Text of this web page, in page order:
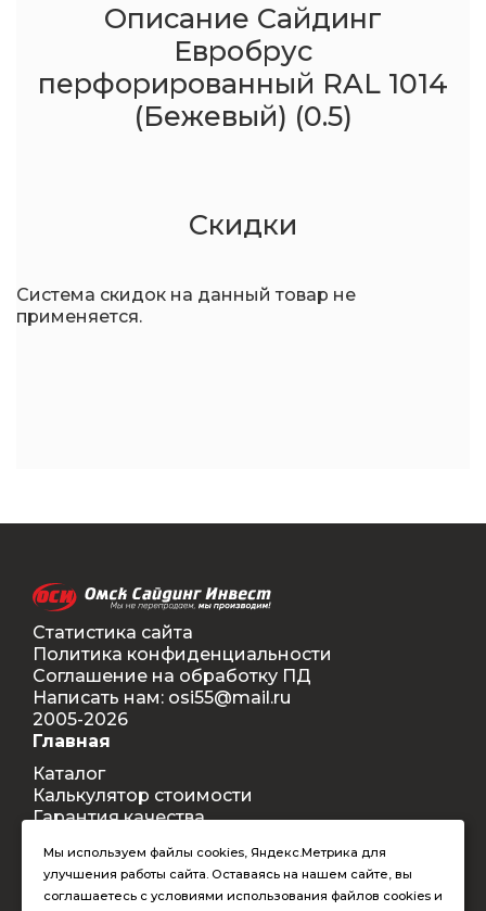
Описание Сайдинг
Евробрус
перфорированный RAL 1014
(Бежевый) (0.5)
Скидки
Система скидок на данный товар не
применяется.
Статистика сайта
Политика конфиденциальности
Соглашение на обработку ПД
Написать нам: osi55@mail.ru
2005-2026
Главная
Каталог
Калькулятор стоимости
Гарантия качества
Контакты
Покупателям
Мы используем файлы cookies, Яндекс.Метрика для
улучшения работы сайта. Оставаясь на нашем сайте, вы
соглашаетесь с условиями использования файлов cookies и